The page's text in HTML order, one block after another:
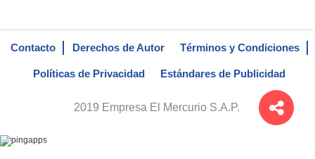
Contacto Derechos de Autor Términos y Condiciones
Políticas de Privacidad Estándares de Publicidad
2019 Empresa El Mercurio S.A.P.